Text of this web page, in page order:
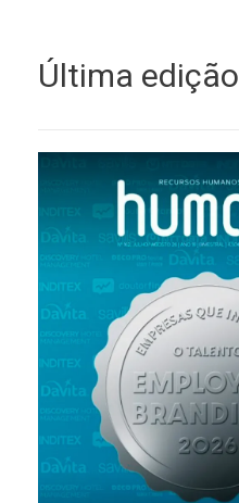
Última edição